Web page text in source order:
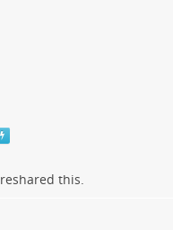
reshared this.